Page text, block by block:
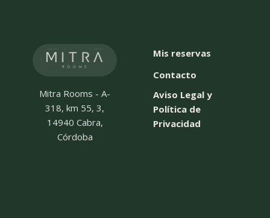
Mitra Rooms - A-
318, km 55, 3,
14940 Cabra,
Córdoba
Mis reservas
Contacto
Aviso Legal y
Política de
Privacidad